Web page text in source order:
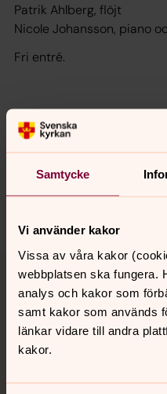
Samtycke
Vi använder kakor
Vissa av våra kakor
webbplatsen ska fungera.
analys och kakor som
samt kakor som används
länkar vidare till andra
kakor.
Patrik Ahlberg, flöjt
Nicole Johansson, piano
Fri entré.
Synpunkter eller
innehåll?
Tillbaka till toppen
Tillbaka till innehållet
Kontakt